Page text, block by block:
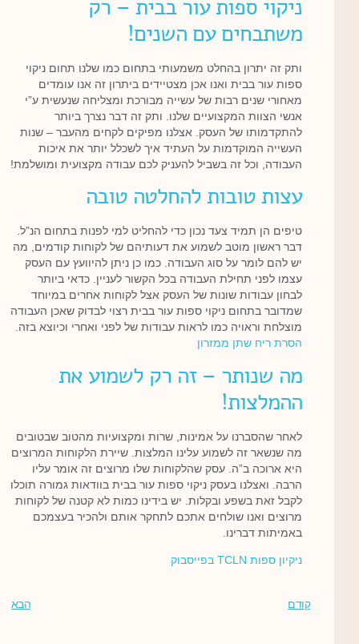
ניקוי ספות עור בבית – רק
משתבחים עם השנים!
ותק זה יתרון בהחלט משמעותי בתחום כמו שלנו תחום ניקוי
ספות עור בבית ואנו אכן מצטיידים ביתרון זה אנו עומדים
מאחורי שנים רבות של עשייה מבורכת ומצליחה שנעשית ע”י
אנשי הצוות המקצועיים שלנו. ותק זה דבר נצרך ביותר
להתקדמותו של העסק. אצלנו מפיקים לקחים מהעבר – שנות
העשייה המוקדמות על העתיד איך לשכלל יותר את איכות
העבודה, וכל זה בשביל להעניק לכם עבודה מקצועית ומושלמת!
עצות טובות להחלטה טובה
טיפים הן תמיד צעד נכון כדי להחליט למי לפנות בתחום הנ”ל.
דבר ראשון מוטב לשמוע את דעותיהם של לקוחות קודמים, מה
יש להם לומר על סוג העבודה. כמו כן ניתן להיוועץ עם העסק
עצמו לפני תחילת העבודה בכל הקשור לעניין. כדאי ביותר
לבחון עבודות שונות של העסק אצל לקוחות אחרים במיוחד
שמדובר בתחום ניקוי ספות עור בבית רצוי לבדוק שאכן העבודה
מוצלחת וראויה כמו לראות עבודות של לפני ואחרי וכיוצא בזה.
הסרת ריח שתן ממזרון
מה שנותר – זה רק לשמוע את
ההמלצות!
לאחר שהסברנו על אמינות, שרות ומקצועיות מהטוב שבטובים
מה שנשאר זה לשמוע עלינו המלצות. שיירת הלקוחות המרוצים
היא ארוכה ב”ה. עסק שהלקוחות שלו מרוצים זה אומר עליו
הרבה. ואצלנו בעסק ניקוי ספות עור בבית בוודאות גמורה תוכלו
לקבל זאת בשפע ובקלות. יש בידינו כמות לא קטנה של לקוחות
מרוצים ואנו שולחים אתכם לתחקר אותם ולהכיר בעצמכם
באמיתות דברינו.
ניקיון ספות TCLN בפייסבוק
קודם